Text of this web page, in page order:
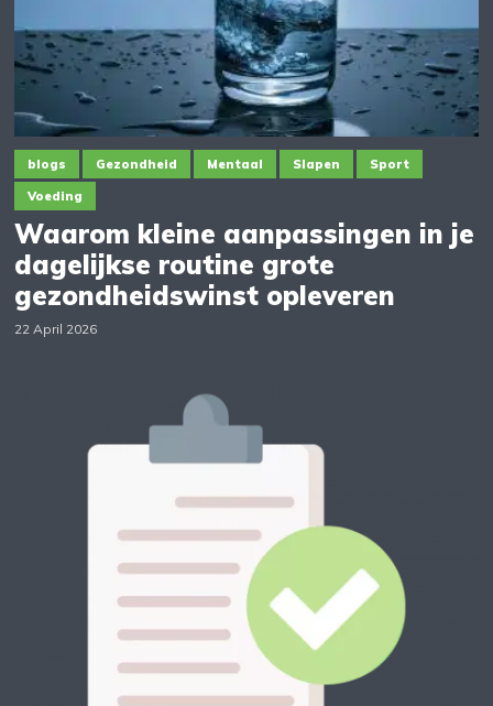
blogs Gezondheid Mentaal Slapen Sport
Voeding
Waarom kleine aanpassingen in je
dagelijkse routine grote
gezondheidswinst opleveren
22 April 2026